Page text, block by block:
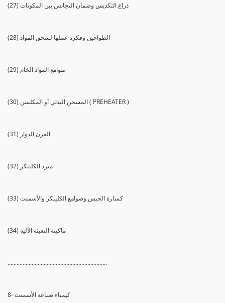
(27) ذراع التكديس وضمان التجانس بين المكونات
(28) الطواحين وفكرة عملها لسحق المواد
(29) صوامع المواد الخام
(30) المسخن البدئي أو المكلسن ( PREHEATER )
(31) الفرن الدوار
(32) مبرد الكلينكر
(33) كسارة الجبس وصوامع الكلينكر والأسمنت
(34) ماكينة التعبئة الآلية
..................................................................
8- كيمياء صناعة الأسمنت